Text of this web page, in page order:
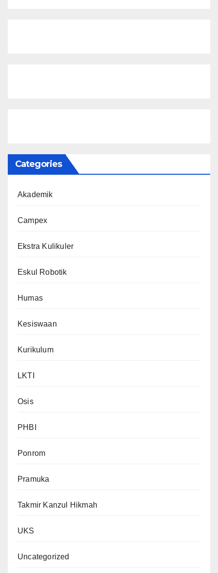
Categories
Akademik
Campex
Ekstra Kulikuler
Eskul Robotik
Humas
Kesiswaan
Kurikulum
LKTI
Osis
PHBI
Ponrom
Pramuka
Takmir Kanzul Hikmah
UKS
Uncategorized